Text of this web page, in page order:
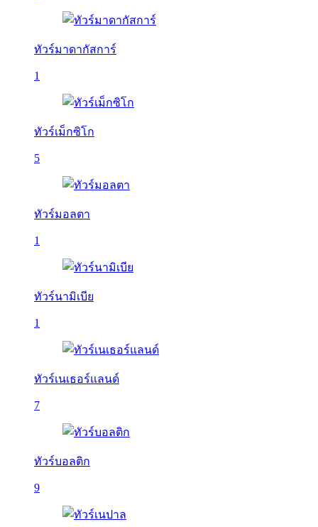
ทัวร์มาดากัสการ์
1
ทัวร์เม็กซิโก
5
ทัวร์มอลตา
1
ทัวร์นามิเบีย
1
ทัวร์เนเธอร์แลนด์
7
ทัวร์บอลติก
9